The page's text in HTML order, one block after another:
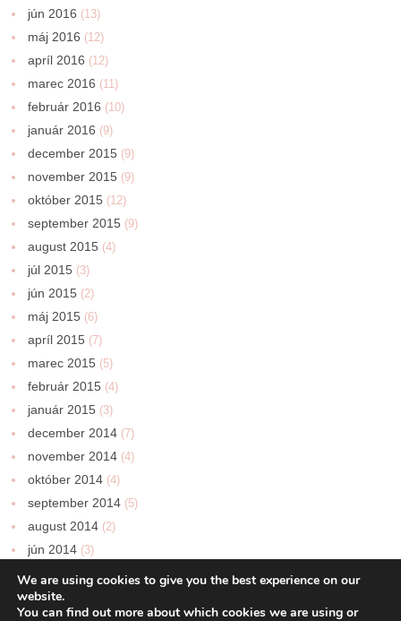
jún 2016 (13)
máj 2016 (12)
apríl 2016 (12)
marec 2016 (11)
február 2016 (10)
január 2016 (9)
december 2015 (9)
november 2015 (9)
október 2015 (12)
september 2015 (9)
august 2015 (4)
júl 2015 (3)
jún 2015 (2)
máj 2015 (6)
apríl 2015 (7)
marec 2015 (5)
február 2015 (4)
január 2015 (3)
december 2014 (7)
november 2014 (4)
október 2014 (4)
september 2014 (5)
august 2014 (2)
jún 2014 (3)
We are using cookies to give you the best experience on our
website.
You can find out more about which cookies we are using or